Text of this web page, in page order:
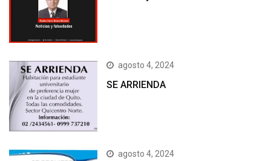
agosto 4, 2024
SE ARRIENDA
agosto 4, 2024